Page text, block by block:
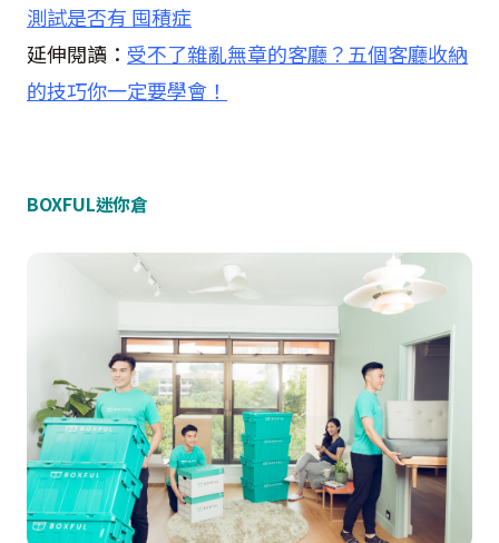
測試是否有 囤積症
延伸閱讀： 受不了雜亂無章的客廳？五個客廳收納
的技巧你一定要學會！
BOXFUL迷你倉